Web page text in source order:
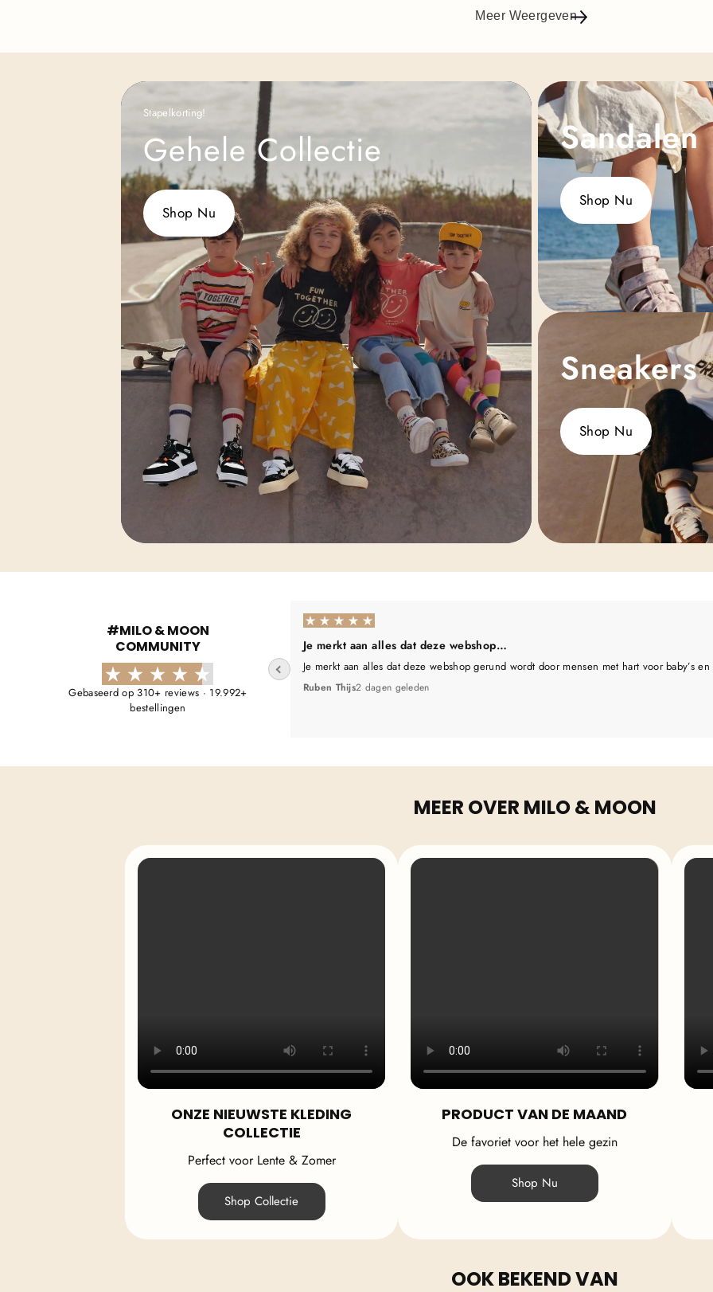
Meer Weergeven
Stapelkorting!
Gehele Collectie
Shop Nu
Sandalen
Shop Nu
Sneakers
Shop Nu
#MILO & MOON
COMMUNITY
Gebaseerd op 310+ reviews · 19.992+
bestellingen
Je merkt aan alles dat deze webshop…
Je merkt aan alles dat deze webshop gerund wordt door mensen met hart voor baby’s
Ruben Thijs2 dagen geleden
MEER OVER MILO & MOON
ONZE NIEUWSTE KLEDING
COLLECTIE
Perfect voor Lente & Zomer
Shop Collectie
PRODUCT VAN DE MAAND
De favoriet voor het hele gezin
Shop Nu
OOK BEKEND VAN